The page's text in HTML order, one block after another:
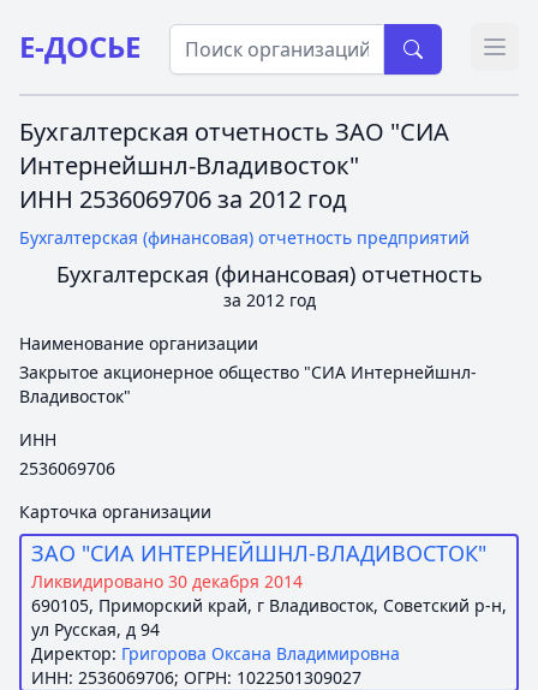
Е-ДОСЬЕ
Бухгалтерская отчетность ЗАО "СИА
Интернейшнл-Владивосток"
ИНН 2536069706 за 2012 год
Бухгалтерская (финансовая) отчетность предприятий
Бухгалтерская (финансовая) отчетность
за 2012 год
Наименование организации
Закрытое акционерное общество "СИА Интернейшнл-
Владивосток"
ИНН
2536069706
Карточка организации
ЗАО "СИА ИНТЕРНЕЙШНЛ-ВЛАДИВОСТОК"
Ликвидировано 30 декабря 2014
690105, Приморский край, г Владивосток, Советский р-н,
ул Русская, д 94
Директор: Григорова Оксана Владимировна
ИНН: 2536069706; ОГРН: 1022501309027